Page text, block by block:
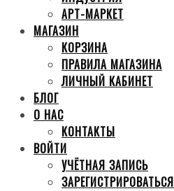
АРТ-МАРКЕТ
МАГАЗИН
КОРЗИНА
ПРАВИЛА МАГАЗИНА
ЛИЧНЫЙ КАБИНЕТ
БЛОГ
О НАС
КОНТАКТЫ
ВОЙТИ
УЧЁТНАЯ ЗАПИСЬ
ЗАРЕГИСТРИРОВАТЬСЯ